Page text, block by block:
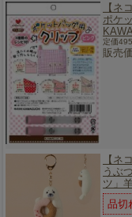
【ネ
ポケ
定価
販売
【ネ
うぶ
ツ」
品切